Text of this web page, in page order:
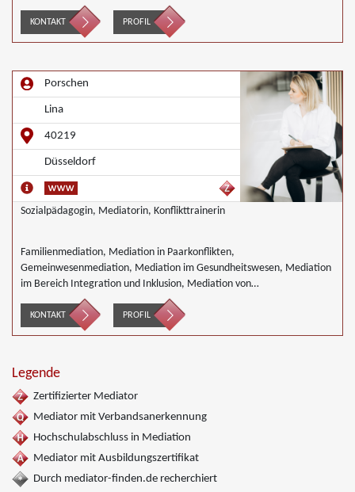
Gesundheitswesen, Mediation im Bereich Integration und Inklusion,
Innerbetriebliche Mediation, Interkulturelle Mediation, Mediation von
Generationskonflikten, Mediation im öffentlichen Bereich, Mediation
Unternehmensnachfolgen, Nachbarschaftsmediation, Schulmediation
KONTAKT PROFIL
Porschen
Lina
40219
Düsseldorf
Sozialpädagogin, Mediatorin, Konflikttrainerin
Familienmediation, Mediation in Paarkonflikten,
Gemeinwesenmediation, Mediation im Gesundheitswesen, Mediation
im Bereich Integration und Inklusion, Mediation von
Generationskonflikten, Mediation bei Gesellschafterkonflikten,
Mediation im öffentlichen Bereich, Mediation bei Team- und
Gruppenkonflikten, Mediation in der Wohnungswirtschaft,
KONTAKT PROFIL
Legende
Zertifizierter Mediator
Mediator mit Verbandsanerkennung
Hochschulabschluss in Mediation
Mediator mit Ausbildungszertifikat
Durch mediator-finden.de recherchiert